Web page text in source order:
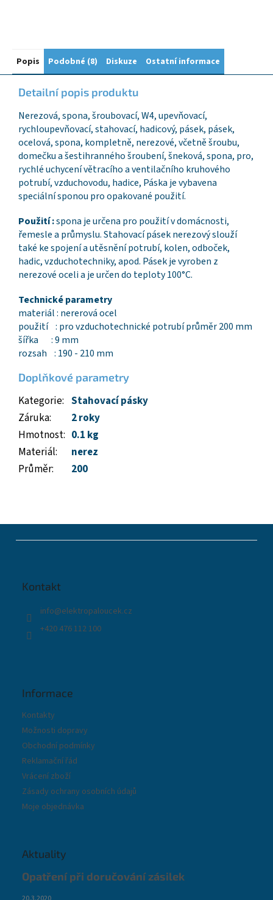
Popis Podobné (8) Diskuze Ostatní informace
Detailní popis produktu
Nerezová, spona, šroubovací, W4, upevňovací,
rychloupevňovací, stahovací, hadicový, pásek, pásek,
ocelová, spona, kompletně, nerezové, včetně šroubu,
domečku a šestihranného šroubení, šneková, spona, pro,
rychlé uchycení větracího a ventilačního kruhového
potrubí, vzduchovodu, hadice, Páska je vybavena
speciální sponou pro opakované použití.
Použití :spona je určena pro použití v domácnosti,
řemesle a průmyslu. Stahovací pásek nerezový slouží
také ke spojení a utěsnění potrubí, kolen, odboček,
hadic, vzduchotechniky, apod. Pásek je vyroben z
nerezové oceli a je určen do teploty 100°C.
Technické parametry
materiál : nererová ocel
použití : pro vzduchotechnické potrubí průměr 200 mm
šířka : 9 mm
rozsah : 190 - 210 mm
Doplňkové parametry
Kategorie: Stahovací pásky
Záruka:
2 roky
Hmotnost: 0.1 kg
Materiál:
nerez
Průměr: 200
Kontakt
info@elektropaloucek.cz
+420 476 112 100
Informace
Kontakty
Možnosti dopravy
Obchodní podmínky
Reklamační řád
Vrácení zboží
Zásady ochrany osobních údajů
Moje objednávka
Aktuality
Opatření při doručování zásilek